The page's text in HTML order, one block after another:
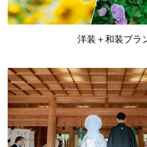
洋装＋和装プラ